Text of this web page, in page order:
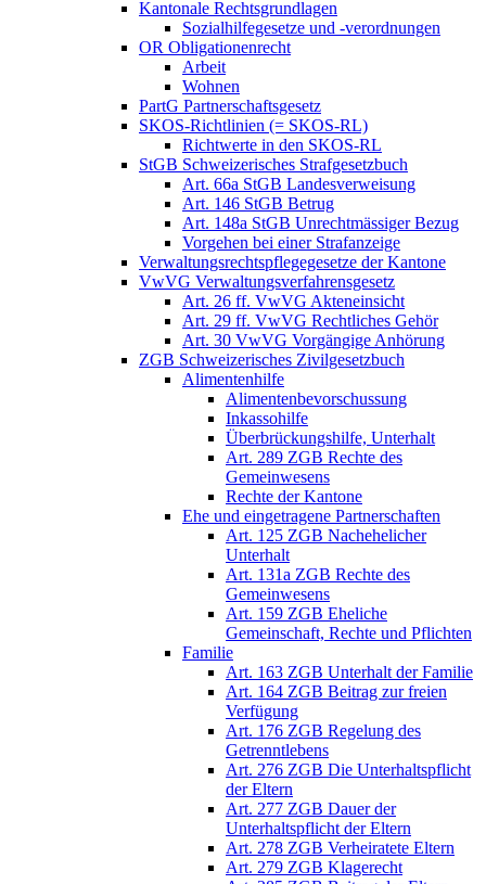
Kantonale Rechtsgrundlagen
Sozialhilfegesetze und -verordnungen
OR Obligationenrecht
Arbeit
Wohnen
PartG Partnerschaftsgesetz
SKOS-Richtlinien (= SKOS-RL)
Richtwerte in den SKOS-RL
StGB Schweizerisches Strafgesetzbuch
Art. 66a StGB Landesverweisung
Art. 146 StGB Betrug
Art. 148a StGB Unrechtmässiger Bezug
Vorgehen bei einer Strafanzeige
Verwaltungsrechtspflegegesetze der Kantone
VwVG Verwaltungsverfahrensgesetz
Art. 26 ff. VwVG Akteneinsicht
Art. 29 ff. VwVG Rechtliches Gehör
Art. 30 VwVG Vorgängige Anhörung
ZGB Schweizerisches Zivilgesetzbuch
Alimentenhilfe
Alimentenbevorschussung
Inkassohilfe
Überbrückungshilfe, Unterhalt
Art. 289 ZGB Rechte des
Gemeinwesens
Rechte der Kantone
Ehe und eingetragene Partnerschaften
Art. 125 ZGB Nachehelicher
Unterhalt
Art. 131a ZGB Rechte des
Gemeinwesens
Art. 159 ZGB Eheliche
Gemeinschaft, Rechte und Pflichten
Familie
Art. 163 ZGB Unterhalt der Familie
Art. 164 ZGB Beitrag zur freien
Verfügung
Art. 176 ZGB Regelung des
Getrenntlebens
Art. 276 ZGB Die Unterhaltspflicht
der Eltern
Art. 277 ZGB Dauer der
Unterhaltspflicht der Eltern
Art. 278 ZGB Verheiratete Eltern
Art. 279 ZGB Klagerecht